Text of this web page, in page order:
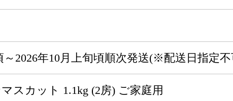
～2026年10月上旬頃順次発送(※配送日指定
スカット 1.1kg (2房) ご家庭用